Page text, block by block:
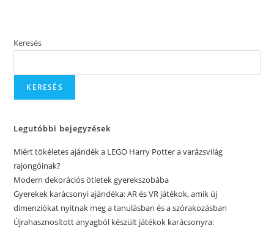
Keresés
KERESÉS
Legutóbbi bejegyzések
Miért tökéletes ajándék a LEGO Harry Potter a varázsvilág
rajongóinak?
Modern dekorációs ötletek gyerekszobába
Gyerekek karácsonyi ajándéka: AR és VR játékok, amik új
dimenziókat nyitnak meg a tanulásban és a szórakozásban
Újrahasznosított anyagból készült játékok karácsonyra: